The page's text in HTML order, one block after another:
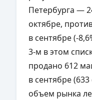
Петербурга —
октябре,
в сентябре (-
3-м в этом
продано 612
в сентябре
объем рынка